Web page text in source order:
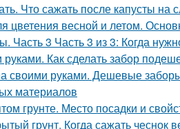
Что сажать после капусты на
цветения весной и летом.
Часть 3 Часть 3 из 3: Когда
Как сделать забор
своими руками. Дешевые
материалов
грунте. Место посадки и
грунт. Когда сажать чеснок